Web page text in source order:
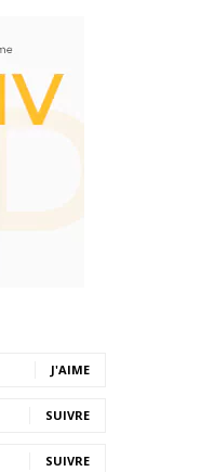
J'AIME
SUIVRE
SUIVRE